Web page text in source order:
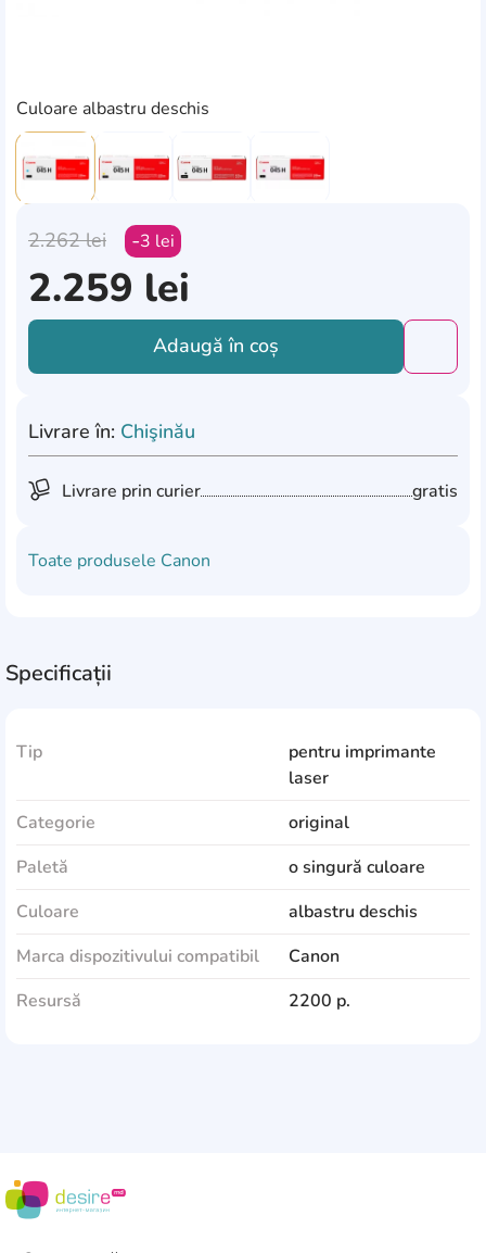
Culoare albastru deschis
2.262lei 3 lei
2.259 lei
Adaugă în coș
Livrare în: Chişinău
Livrare prin curier gratis
Toate produsele Canon
Specificații
Tip
pentru imprimante
laser
Categorie
original
Paletă
o singură culoare
Culoare
albastru deschis
Marca dispozitivului compatibil
Canon
Resursă
2200 p.